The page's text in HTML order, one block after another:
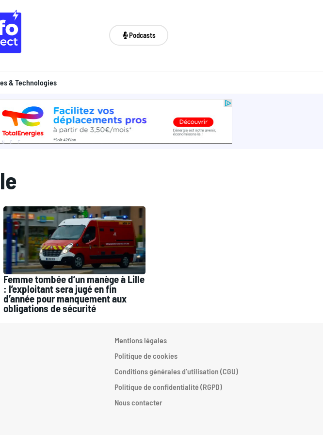
Podcasts
& Technologies
Femme tombée d’un manège à Lille
: l’exploitant sera jugé en fin
d’année pour manquement aux
obligations de sécurité
Mentions légales
Politique de cookies
Conditions générales d’utilisation (CGU)
Politique de confidentialité (RGPD)
Nous contacter